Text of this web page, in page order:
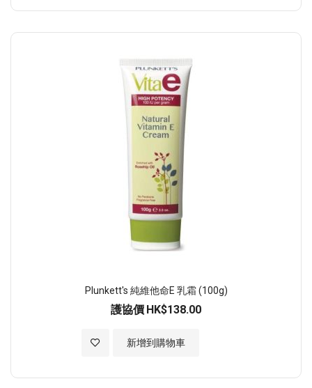
Plunkett's 純維他命E 乳霜 (100g)
護協價 HK$138.00
新增到購物車
加入至願望清單